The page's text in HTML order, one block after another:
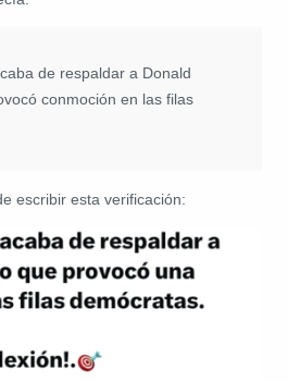
de respaldar a Donald
conmoción en las filas
escribir esta verificación: